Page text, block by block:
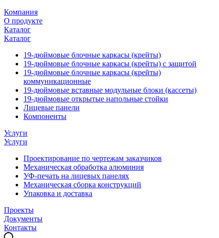
Компания
О продукте
Каталог
Каталог
19-дюймовые блочные каркасы (крейты)
19-дюймовые блочные каркасы (крейты) с защитой
19-дюймовые блочные каркасы (крейты)
коммуникационные
19-дюймовые вставные модульные блоки (кассеты)
19-дюймовые открытые напольные стойки
Лицевые панели
Компоненты
Услуги
Услуги
Проектирование по чертежам заказчиков
Механическая обработка алюминия
УФ-печать на лицевых панелях
Механическая сборка конструкций
Упаковка и доставка
Проекты
Документы
Контакты